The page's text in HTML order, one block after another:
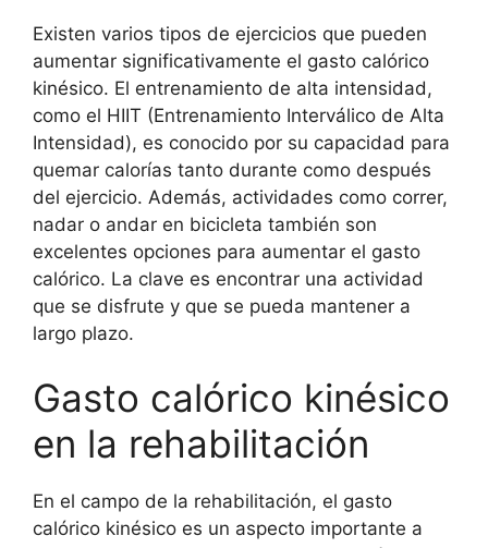
Existen varios tipos de ejercicios que pueden
aumentar significativamente el gasto calórico
kinésico. El entrenamiento de alta intensidad,
como el HIIT (Entrenamiento Interválico de Alta
Intensidad), es conocido por su capacidad para
quemar calorías tanto durante como después
del ejercicio. Además, actividades como correr,
nadar o andar en bicicleta también son
excelentes opciones para aumentar el gasto
calórico. La clave es encontrar una actividad
que se disfrute y que se pueda mantener a
largo plazo.
Gasto calórico kinésico
en la rehabilitación
En el campo de la rehabilitación, el gasto
calórico kinésico es un aspecto importante a